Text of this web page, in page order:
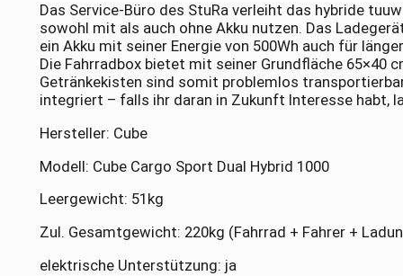
Das Service-Büro des StuRa verleiht das hybride
sowohl mit als auch ohne Akku nutzen. Das
ein Akku mit seiner Energie von 500Wh auch für
Die Fahrradbox bietet mit seiner Grundfläche 65×40
Getränkekisten sind somit problemlos
integriert – falls ihr daran in Zukunft Interesse habt,
Hersteller: Cube
Modell: Cube Cargo Sport Dual Hybrid 1000
Leergewicht: 51kg
Zul. Gesamtgewicht: 220kg (Fahrrad + Fahrer +
elektrische Unterstützung: ja